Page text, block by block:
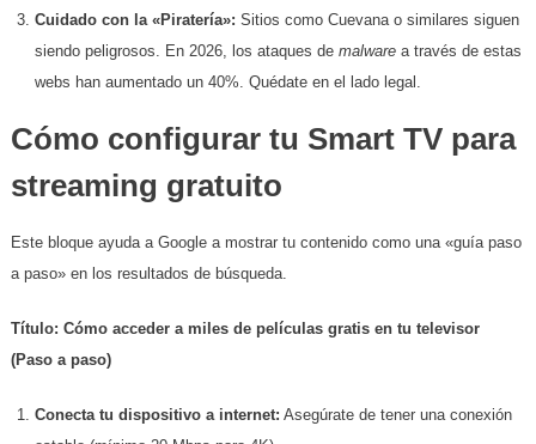
Cuidado con la «Piratería»: Sitios como Cuevana o similares siguen
siendo peligrosos. En 2026, los ataques de malwarea través de estas
webs han aumentado un 40%. Quédate en el lado legal.
Cómo configurar tu Smart TV para
streaming gratuito
​Este bloque ayuda a Google a mostrar tu contenido como una «guía paso
a paso» en los resultados de búsqueda.
Título: Cómo acceder a miles de películas gratis en tu televisor
(Paso a paso)
Conecta tu dispositivo a internet: Asegúrate de tener una conexión